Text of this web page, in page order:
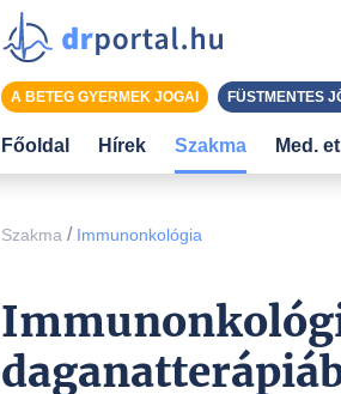
Szakma / Immunonkológia
A BETEG GYERMEK JOGAI FÜSTMENTES
Főoldal Hírek Szakma Med.